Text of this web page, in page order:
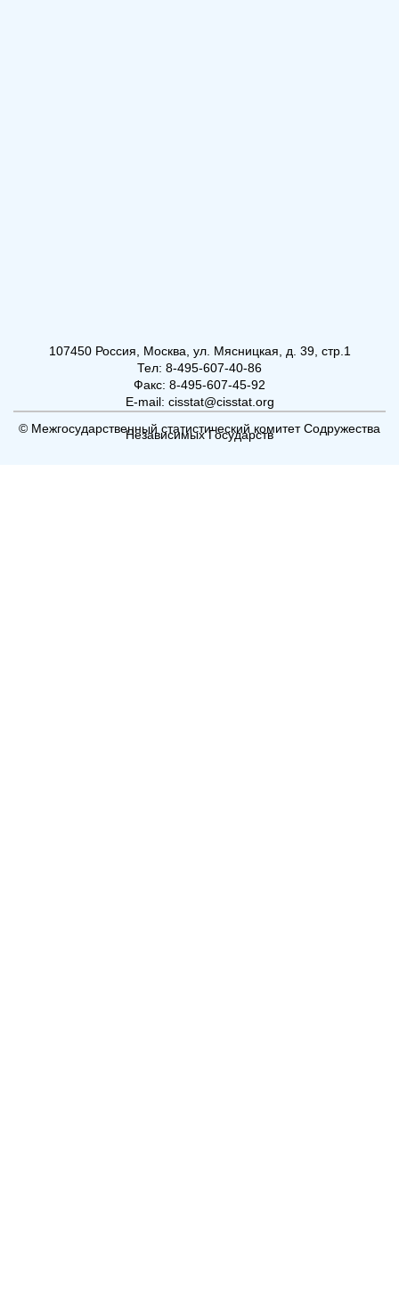
107450 Россия, Москва, ул. Мясницкая, д. 39, стр.1
Тел: 8-495-607-40-86
Факс: 8-495-607-45-92
E-mail: cisstat@cisstat.org
© Межгосударственный статистический комитет Содружества
Независимых Государств